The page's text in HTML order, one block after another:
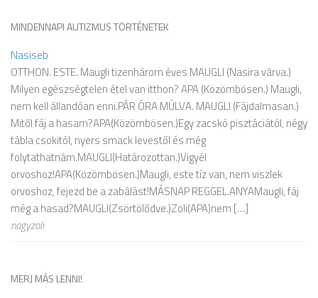
MINDENNAPI AUTIZMUS TÖRTÉNETEK
Nasiseb
OTTHON. ESTE. Maugli tizenhárom éves MAUGLI (Nasira várva.)
Milyen egészségtelen étel van itthon? APA (Közömbösen.) Maugli,
nem kell állandóan enni.PÁR ÓRA MÚLVA. MAUGLI (Fájdalmasan.)
Mitől fáj a hasam?APA(Közömbösen.)Egy zacskó pisztáciától, négy
tábla csokitól, nyers smack levestől és még
folytathatnám.MAUGLI(Határozottan.)Vigyél
orvoshoz!APA(Közömbösen.)Maugli, este tíz van, nem viszlek
orvoshoz, fejezd be a zabálást!MÁSNAP REGGEL.ANYAMaugli, fáj
még a hasad?MAUGLI(Zsörtölődve.)Zoli(APA)nem […]
nagyzoli
MERJ MÁS LENNI!